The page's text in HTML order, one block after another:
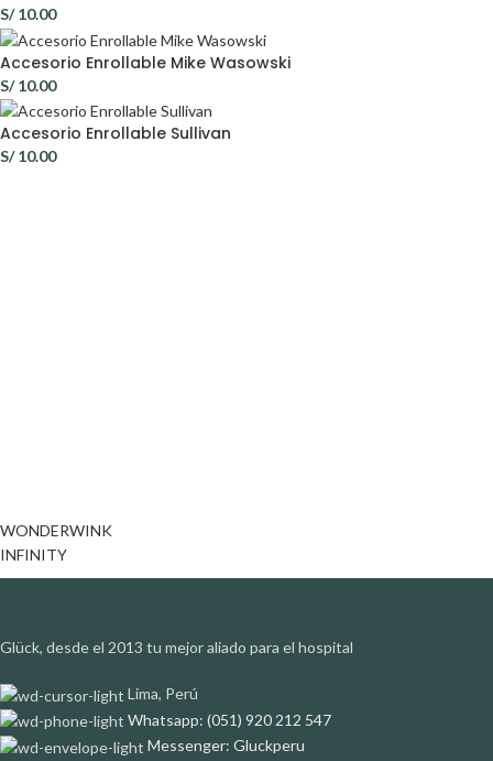
S/10.00
Accesorio Enrollable Mike Wasowski
S/10.00
Accesorio Enrollable Sullivan
S/10.00
WONDERWINK
INFINITY
Glück, desde el 2013 tu mejor aliado para el hospital
Lima, Perú
Whatsapp: (051) 920 212 547
Messenger: Gluckperu